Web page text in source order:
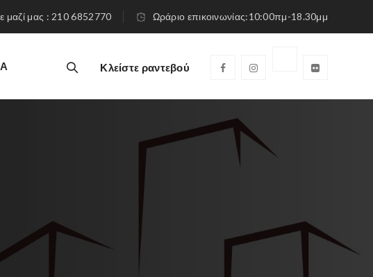
μαζί μας : 210 6852770 Ωράριο επικοινωνίας:10:00πμ-18.30μμ
Κλείστε ραντεβού